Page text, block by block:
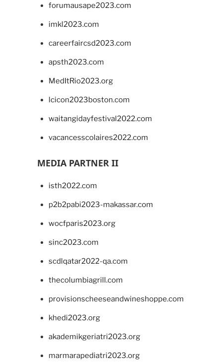
forumausape2023.com
imkl2023.com
careerfaircsd2023.com
apsth2023.com
MedItRio2023.org
lcicon2023boston.com
waitangidayfestival2022.com
vacancesscolaires2022.com
MEDIA PARTNER II
isth2022.com
p2b2pabi2023-makassar.com
wocfparis2023.org
sinc2023.com
scdlqatar2022-qa.com
thecolumbiagrill.com
provisionscheeseandwineshoppe.com
khedi2023.org
akademikgeriatri2023.org
marmarapediatri2023.org